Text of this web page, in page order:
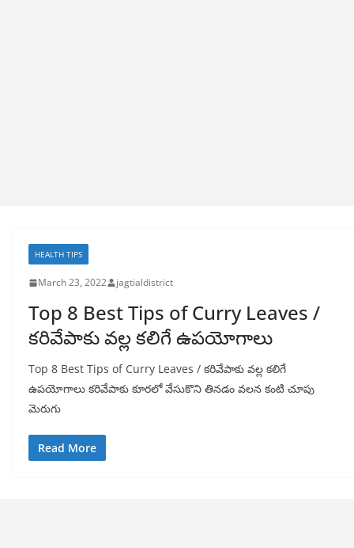
HEALTH TIPS
March 23, 2022 jagtialdistrict
Top 8 Best Tips of Curry Leaves /
కరివేపాకు వల్ల కలిగే ఉపయోగాలు
Top 8 Best Tips of Curry Leaves / కరివేపాకు వల్ల కలిగే
ఉపయోగాలు కరివేపాకు కూరలో వేసుకొని తినడం వలన కంటి చూపు
మెరుగు
Read More